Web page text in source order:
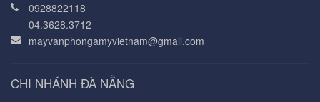
0928822118
04.3628.3712
mayvanphongamyvietnam@gmail.com
CHI NHÁNH ĐÀ NẴNG